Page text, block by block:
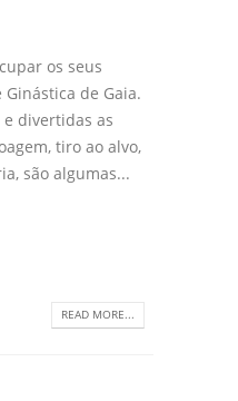
os seus
de Gaia.
divertidas as
tiro ao alvo,
são algumas...
READ MORE...